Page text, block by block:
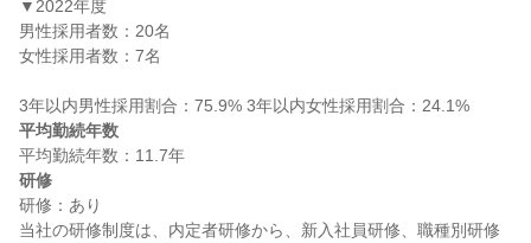
▼2022年度
男性採用者数：20名
女性採用者数：7名
平均勤続年数
研修
研修：あり
当社の研修制度は、内定者研修から、新入社員研修、職種別研修